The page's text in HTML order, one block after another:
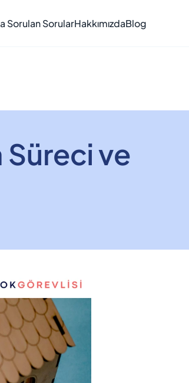
Sorulan SorularHakkımızdaBlog
Süreci ve